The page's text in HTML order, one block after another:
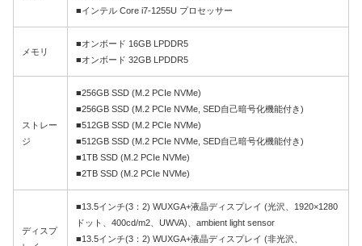
■インテル Core i7-1255U プロセッサー
メモリ
■オンボード 16GB LPDDR5
■オンボード 32GB LPDDR5
ストレー
ジ
■256GB SSD (M.2 PCIe NVMe)
■256GB SSD (M.2 PCIe NVMe, SED自己暗号化機能付き)
■512GB SSD (M.2 PCIe NVMe)
■512GB SSD (M.2 PCIe NVMe, SED自己暗号化機能付き)
■1TB SSD (M.2 PCIe NVMe)
■2TB SSD (M.2 PCIe NVMe)
ディスプ
■13.5インチ(3：2) WUXGA+液晶ディスプレイ (光沢、1920×1280
ドット、400cd/m2、UWVA)、ambient light sensor
■13.5インチ(3：2) WUXGA+液晶ディスプレイ (非光沢、